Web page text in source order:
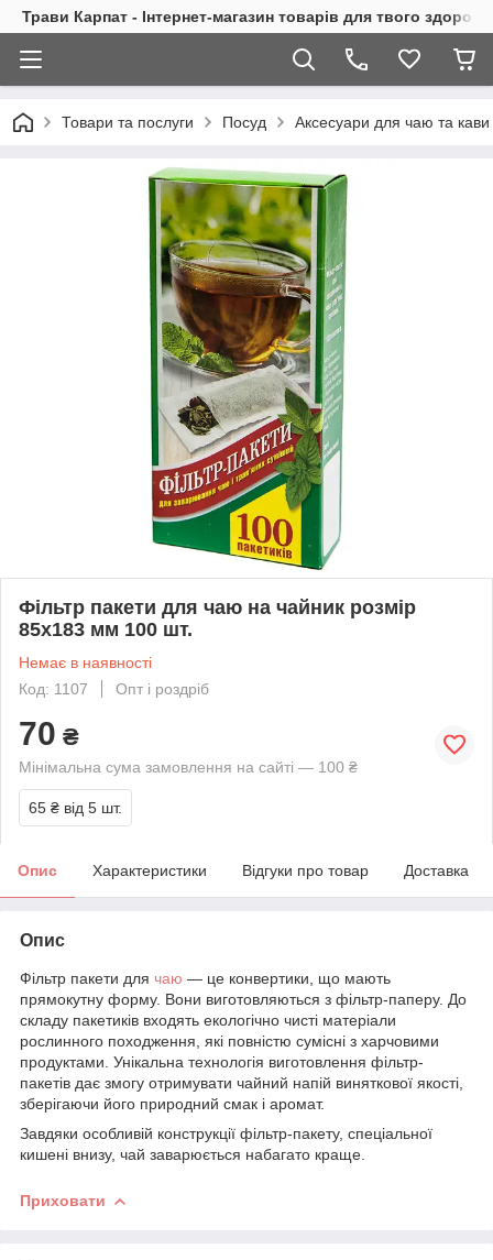
Трави Карпат - Інтернет-магазин товарів для твого
Товари та послуги Посуд Аксесуари для чаю та кави
Фільтр пакети для чаю на чайник розмір
85x183 мм 100 шт.
Немає в наявності
Код: 1107
Опт і роздріб
70 ₴
Мінімальна сума замовлення на сайті — 100 ₴
65 ₴ від 5 шт.
Опис Характеристики Відгуки про товар Доставка
Опис
Фільтр пакети для чаю — це конвертики, що мають
прямокутну форму. Вони виготовляються з фільтр-паперу. До
складу пакетиків входять екологічно чисті матеріали
рослинного походження, які повністю сумісні з харчовими
продуктами. Унікальна технологія виготовлення фільтр-
пакетів дає змогу отримувати чайний напій виняткової якості,
зберігаючи його природний смак і аромат.
Завдяки особливій конструкції фільтр-пакету, спеціальної
кишені внизу, чай заварюється набагато краще.
Приховати